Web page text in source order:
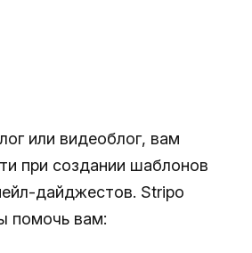
или видеоблог, вам
при создании шаблонов
дайджестов. Stripo
помочь вам: